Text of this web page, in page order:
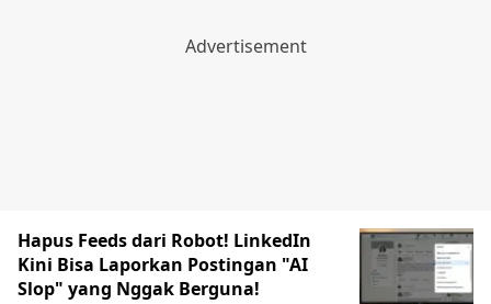
Hapus Feeds dari Robot! LinkedIn
Kini Bisa Laporkan Postingan "AI
Slop" yang Nggak Berguna!